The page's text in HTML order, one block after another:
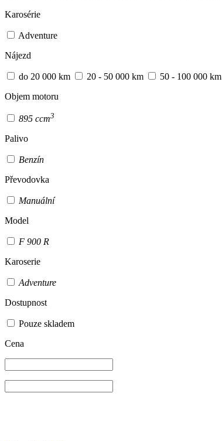
Karosérie
Adventure
Nájezd
do 20 000 km 20 - 50 000 km 50 - 100 000 km
Objem motoru
895 ccm3
Palivo
Benzín
Převodovka
Manuální
Model
F 900 R
Karoserie
Adventure
Dostupnost
Pouze skladem
Cena